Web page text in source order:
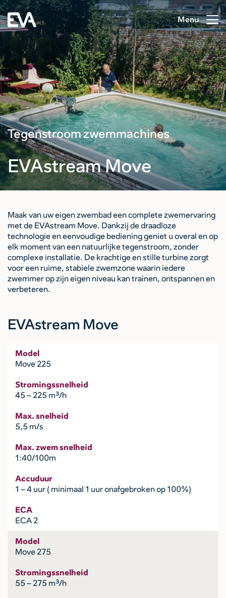
Menu
Tegenstroom zwemmachines
EVAstream Move
Maak van uw eigen zwembad een complete zwemervaring
met de EVAstream Move. Dankzij de draadloze
technologie en eenvoudige bediening geniet u overal en op
elk moment van een natuurlijke tegenstroom, zonder
complexe installatie. De krachtige en stille turbine zorgt
voor een ruime, stabiele zwemzone waarin iedere
zwemmer op zijn eigen niveau kan trainen, ontspannen en
verbeteren.
EVAstream Move
Model
Move 225
Stromingssnelheid
45 – 225 m³/h
Max. snelheid
5,5 m/s
Max. zwem snelheid
1:40/100m
Accuduur
1 – 4 uur ( minimaal 1 uur onafgebroken op 100%)
ECA
ECA 2
Model
Move 275
Stromingssnelheid
55 – 275 m³/h